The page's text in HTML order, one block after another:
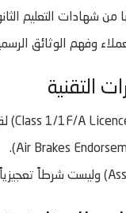
من شهادات التعليم
وفهم الوثائق
التقنية